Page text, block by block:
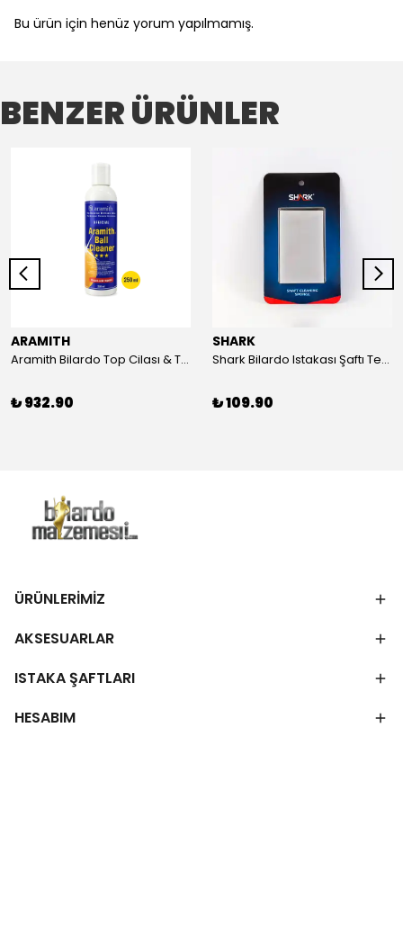
Bu ürün için henüz yorum yapılmamış.
BENZER ÜRÜNLER
ARAMITH
Aramith Bilardo Top Cilası & Temizleyici (250 ml)
₺ 932.90
SHARK
Shark Bilardo Istakası Şaftı Temizleme Süngeri
₺ 109.90
ÜRÜNLERİMİZ
AKSESUARLAR
ISTAKA ŞAFTLARI
HESABIM